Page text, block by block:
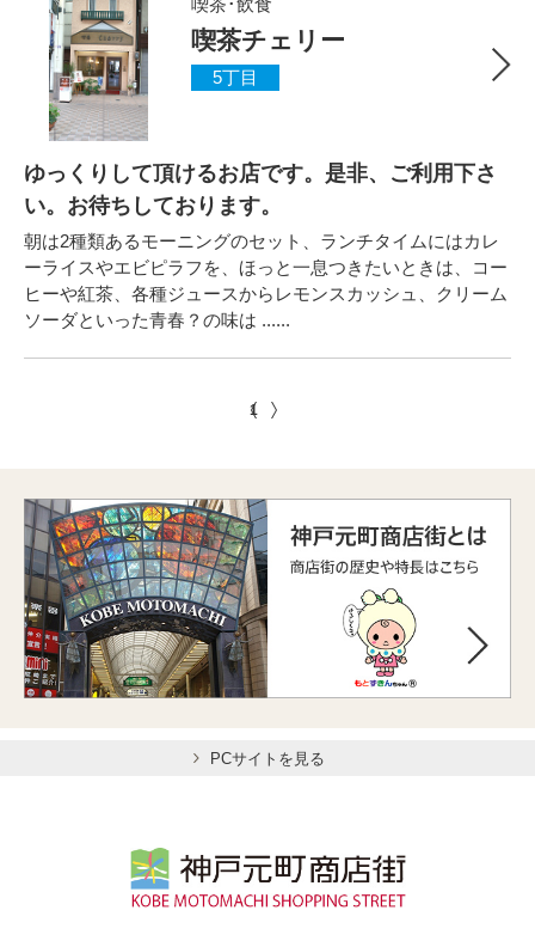
喫茶･飲食
喫茶チェリー
5丁目
ゆっくりして頂けるお店です。是非、ご利用下さ
い。お待ちしております。
朝は2種類あるモーニングのセット、ランチタイムにはカレ
ーライスやエビピラフを、ほっと一息つきたいときは、コー
ヒーや紅茶、各種ジュースからレモンスカッシュ、クリーム
ソーダといった青春？の味は ......
1
PCサイトを見る